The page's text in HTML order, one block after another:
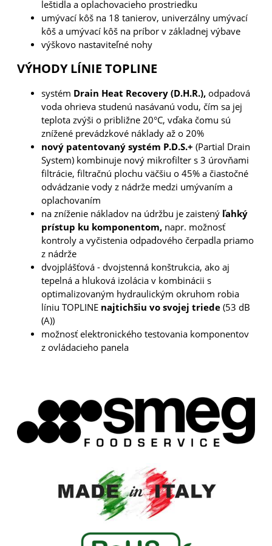
leštidla a oplachovacieho prostriedku
umývací kôš na 18 tanierov, univerzálny umývací
kôš a umývací kôš na príbor v základnej výbave
výškovo nastaviteľné nohy
VÝHODY LÍNIE TOPLINE
systém Drain Heat Recovery (D.H.R.),odpadová
voda ohrieva studenú nasávanú vodu, čím sa jej
teplota zvýši o približne 20°C, vďaka čomu sú
znížené prevádzkové náklady až o 20%
nový patentovaný systém P.D.S.+ (Partial Drain
System) kombinuje nový mikrofilter s 3 úrovňami
filtrácie, filtračnú plochu väčšiu o 45% a čiastočné
odvádzanie vody z nádrže medzi umývaním a
oplachovaním
na zníženie nákladov na údržbu je zaistený ľahký
prístup ku komponentom,napr. možnosť
kontroly a vyčistenia odpadového čerpadla priamo
z nádrže
dvojplášťová - dvojstenná konštrukcia, ako aj
tepelná a hluková izolácia v kombinácii s
optimalizovaným hydraulickým okruhom robia
líniu TOPLINE najtichšiu vo svojej triede(53 dB
(A))
možnosť elektronického testovania komponentov
z ovládacieho panela